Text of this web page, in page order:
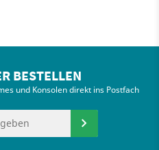
BESTELLEN
und Konsolen direkt ins Postfach